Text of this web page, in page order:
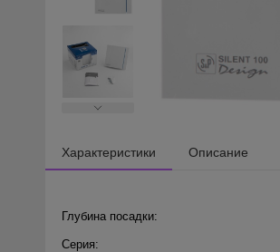
Характеристики Описание
Глубина посадки:
Серия: